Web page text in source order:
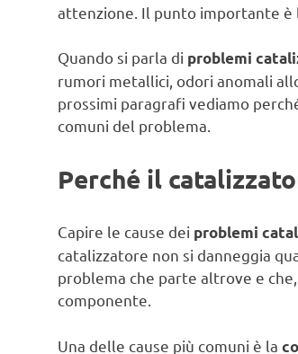
attenzione. Il punto importante è
Quando si parla di problemi
rumori metallici, odori anomali
prossimi paragrafi vediamo
comuni del problema.
Perché il
Capire le cause dei problemi
catalizzatore non si danneggia
problema che parte altrove e
componente.
Una delle cause più comuni è la